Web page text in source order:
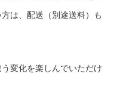
は、配送（別途送料）も
変化を楽しんでいただけ